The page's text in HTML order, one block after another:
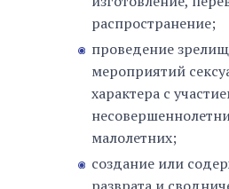
распространение;
проведение
мероприятий
характера с
малолетних;
создание или